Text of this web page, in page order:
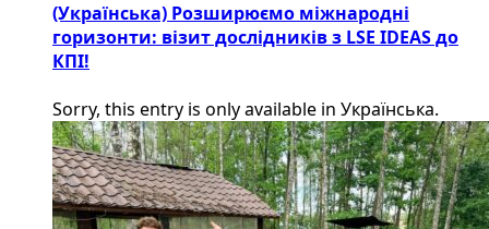
(Українська) Розширюємо міжнародні
горизонти: візит дослідників з LSE IDEAS до
КПІ!
Sorry, this entry is only available in Українська.